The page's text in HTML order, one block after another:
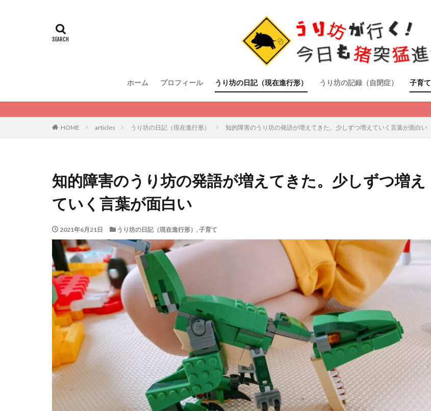
ホーム プロフィール うり坊の日記（現在進行形） うり坊の記録（自閉症） 子育て
HOME articles うり坊の日記（現在進行形） 知的障害のうり坊の発語が増えてきた。少しずつ増えていく言葉が面白い
知的障害のうり坊の発語が増えてきた。少しずつ増え
ていく言葉が面白い
2021年6月21日 うり坊の日記（現在進行形） , 子育て